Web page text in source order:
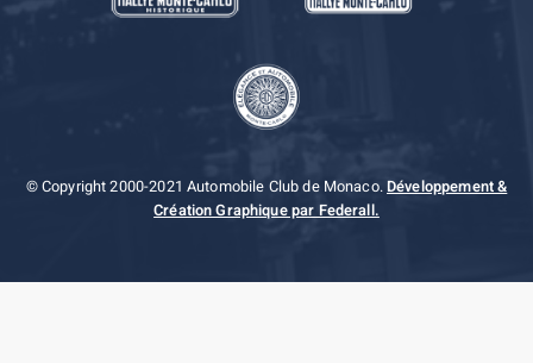
© Copyright 2000-2021 Automobile Club de Monaco.Développement &
Création Graphique par Federall.